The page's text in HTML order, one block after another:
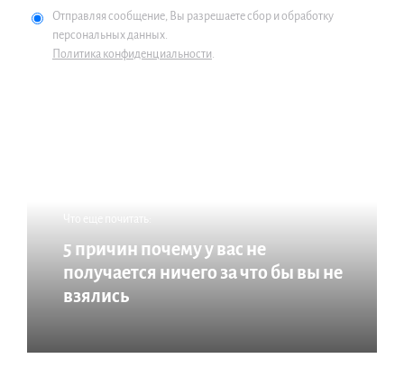
Отправляя сообщение, Вы разрешаете сбор и обработку
персональных данных.
Политика конфиденциальности.
5 причин почему у вас не
получается ничего за что бы вы не
взялись